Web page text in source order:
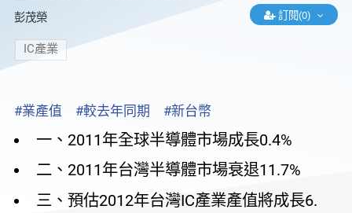
彭茂榮 訂閱(0)
IC產業
#業產值 #較去年同期 #新台幣
一、2011年全球半導體市場成長0.4%
二、2011年台灣半導體市場衰退11.7%
三、預估2012年台灣IC產業產值將成長6.